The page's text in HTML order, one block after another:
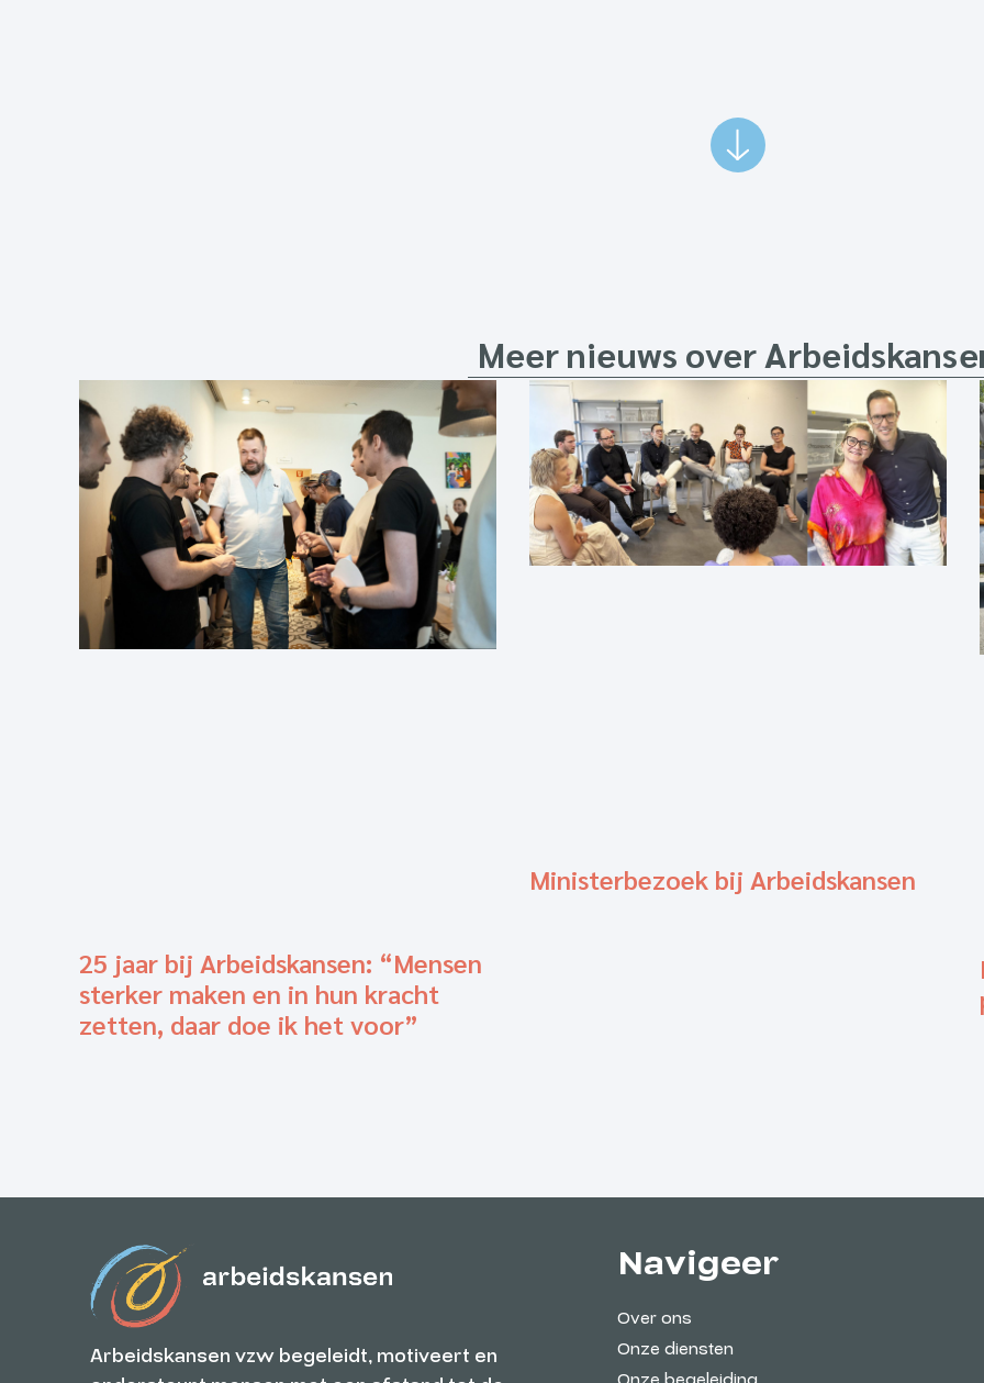
Meer nieuws over
25 jaar bij Arbeidskansen: “Mensen
sterker maken en in hun kracht
zetten, daar doe ik het voor”
Ministerbezoek bij Arbeidskansen
Arbeidskansen vzw begeleidt, motiveert en
Navigeer
Over ons
Onze diensten